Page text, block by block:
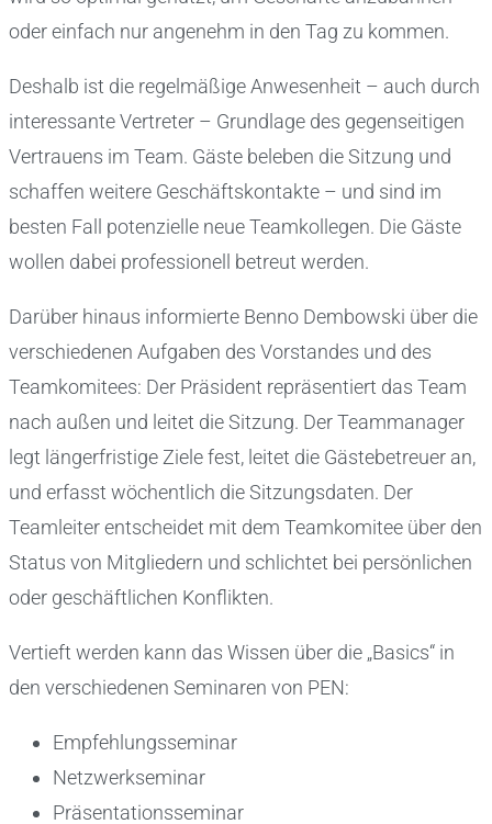
oder einfach nur angenehm in den Tag zu kommen.
Deshalb ist die regelmäßige Anwesenheit – auch durch
interessante Vertreter – Grundlage des gegenseitigen
Vertrauens im Team. Gäste beleben die Sitzung und
schaffen weitere Geschäftskontakte – und sind im
besten Fall potenzielle neue Teamkollegen. Die Gäste
wollen dabei professionell betreut werden.
Darüber hinaus informierte Benno Dembowski über die
verschiedenen Aufgaben des Vorstandes und des
Teamkomitees: Der Präsident repräsentiert das Team
nach außen und leitet die Sitzung. Der Teammanager
legt längerfristige Ziele fest, leitet die Gästebetreuer an,
und erfasst wöchentlich die Sitzungsdaten. Der
Teamleiter entscheidet mit dem Teamkomitee über den
Status von Mitgliedern und schlichtet bei persönlichen
oder geschäftlichen Konflikten.
Vertieft werden kann das Wissen über die „Basics“ in
den verschiedenen Seminaren von PEN:
Empfehlungsseminar
Netzwerkseminar
Präsentationsseminar